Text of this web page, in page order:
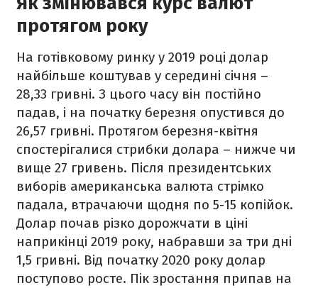
протягом року
На готівковому ринку у 2019 році долар
найбільше коштував у середині січня –
28,33 гривні. З цього часу він постійно
падав, і на початку березня опустився до
26,57 гривні. Протягом березня-квітня
спостерігалися стрибки долара – нижче чи
вище 27 гривень. Після президентських
виборів американська валюта стрімко
падала, втрачаючи щодня по 5-15 копійок.
Долар почав різко дорожчати в ціні
наприкінці 2019 року, набравши за три дні
1,5 гривні. Від початку 2020 року долар
поступово росте. Пік зростання припав на